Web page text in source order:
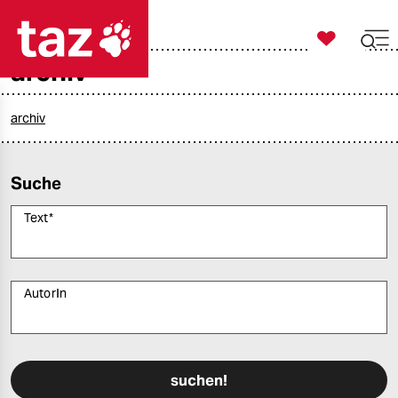
politik
gesellschaft
sport

taz zahl ich
archiv
archiv
Suche
Text*
AutorIn